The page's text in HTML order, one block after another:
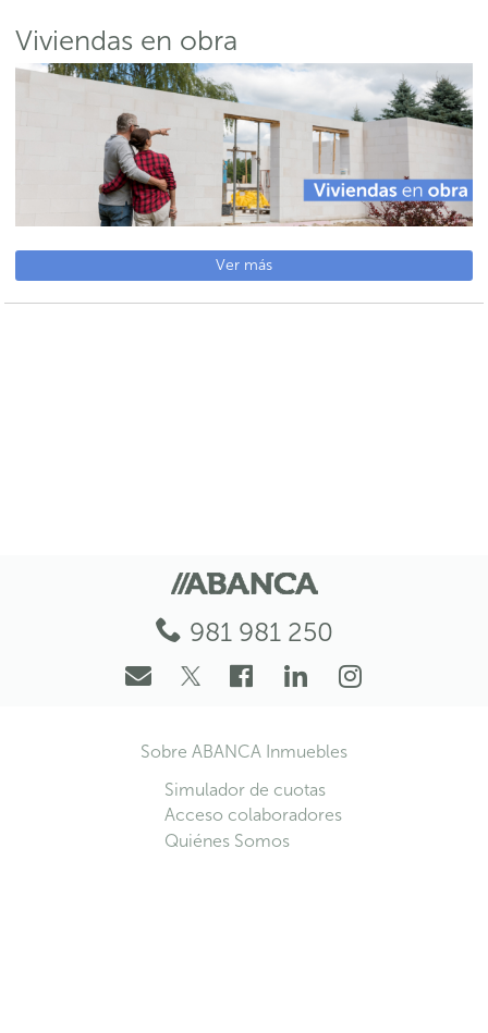
Viviendas en obra
Ver más
981 981 250
Sobre ABANCA Inmuebles
Simulador de cuotas
Acceso colaboradores
Quiénes Somos